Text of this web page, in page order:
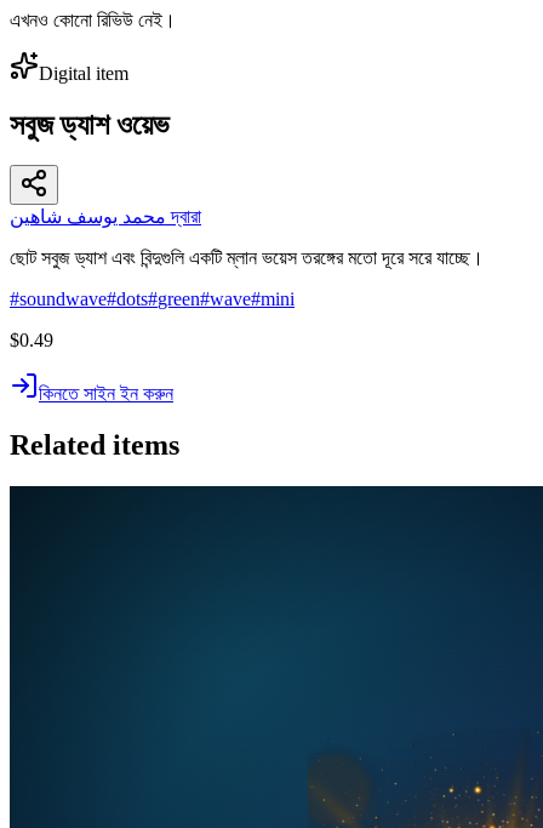
এখনও কোনো রিভিউ নেই।
Digital item
সবুজ ড্যাশ ওয়েভ
محمد يوسف شاهين দ্বারা
ছোট সবুজ ড্যাশ এবং বিন্দুগুলি একটি ম্লান ভয়েস তরঙ্গের মতো দূরে সরে যাচ্ছে।
#soundwave#dots#green#wave#mini
$0.49
কিনতে সাইন ইন করুন
Related items